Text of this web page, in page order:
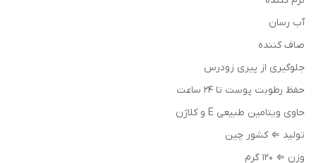
آب رسان
صاف کننده
جلوگیری از پیری زودرس
حفظ رطوبت پوست تا 24 ساعت
حاوی ویتامین طبیعی E و کلاژن
تولید ⇐ کشور چین
وزن ⇐ 120 گرم